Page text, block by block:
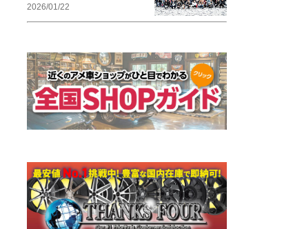
2026/01/22